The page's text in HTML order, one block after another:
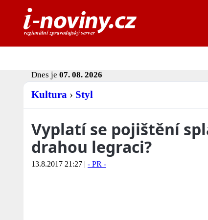
Dnes je 07. 08. 2026
Kultura › Styl
Vyplatí se pojištění
drahou legraci?
13.8.2017 21:27 | - PR -